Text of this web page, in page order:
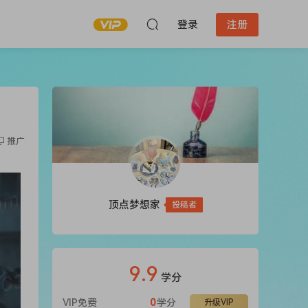
登录 注册
推广
顶点梦想家 投稿者
9.9 学分
VIP免费 升级VIP
0学分